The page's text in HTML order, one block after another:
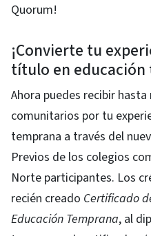
Quorum!
¡Convierte tu
título en educación
Ahora puedes recibir
comunitarios por tu
temprana a través del
Previos de los colegios
Norte participantes. Los
recién creado Certificado
Educación Temprana, al